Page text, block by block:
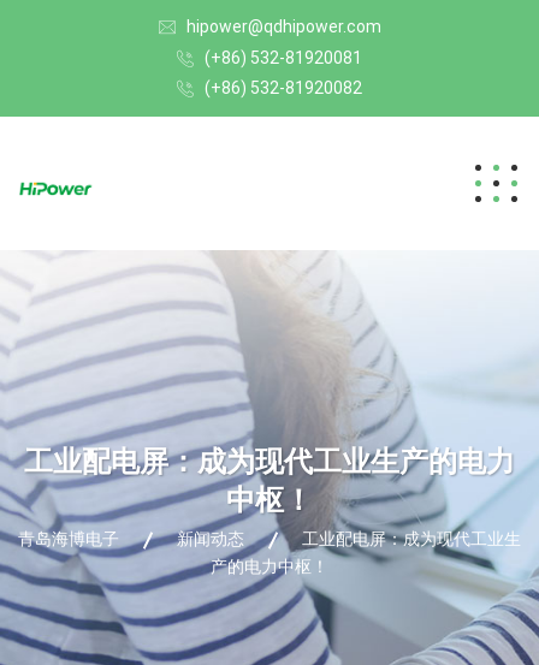
hipower@qdhipower.com
(+86) 532-81920081
(+86) 532-81920082
工业配电屏：成为现代工业生产的电力
中枢！
青岛海博电子 新闻动态
工业配电屏：成为现代工业生
产的电力中枢！